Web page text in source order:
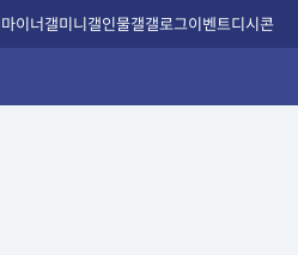
마이너갤미니갤인물갤갤로그이벤트디시콘